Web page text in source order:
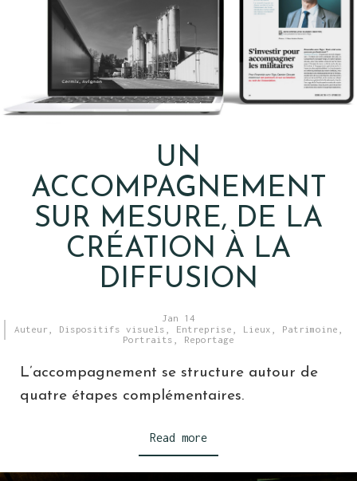
UN
ACCOMPAGNEMENT
SUR MESURE, DE LA
CRÉATION À LA
DIFFUSION
Jan 14
Auteur
Dispositifs visuels Entreprise Lieux Patrimoine
Portraits
Reportage
L’accompagnement se structure autour de
quatre étapes complémentaires.
Read more